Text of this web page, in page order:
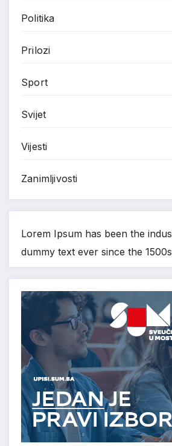
Politika
Prilozi
Sport
Svijet
Vijesti
Zanimljivosti
Lorem Ipsum has been the
dummy text ever since the